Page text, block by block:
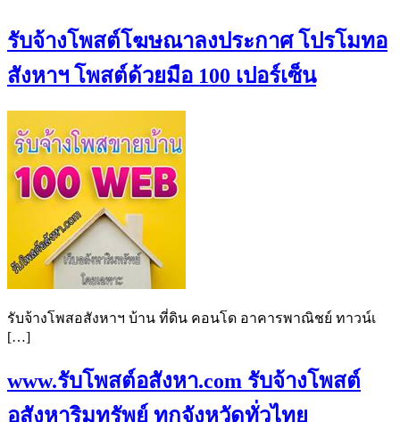
รับจ้างโพสต์โฆษณาลงประกาศ โปรโมทอ
สังหาฯ โพสต์ด้วยมือ 100 เปอร์เซ็น
รับจ้างโพสอสังหาฯ บ้าน ที่ดิน คอนโด อาคารพาณิชย์ ทาวน์เ
[…]
www.รับโพสต์อสังหา.com รับจ้างโพสต์
อสังหาริมทรัพย์ ทุกจังหวัดทั่วไทย